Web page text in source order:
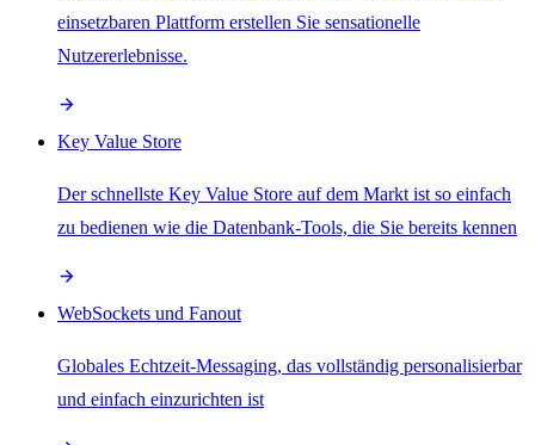
einsetzbaren Plattform erstellen Sie sensationelle
Nutzererlebnisse.
Key Value Store
Der schnellste Key Value Store auf dem Markt ist so einfach
zu bedienen wie die Datenbank-Tools, die Sie bereits kennen
WebSockets und Fanout
Globales Echtzeit-Messaging, das vollständig personalisierbar
und einfach einzurichten ist